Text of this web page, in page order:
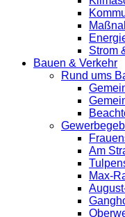
Strom
Bauen & Verkehr
Rund ums
Am
Max-